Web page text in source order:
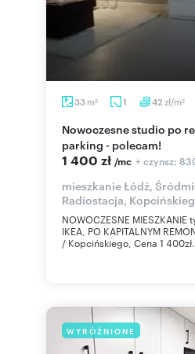
33 m2 1 42 zł/m2
Nowoczesne studio po remoncie, balkon,
parking - polecam!
1 400 zł /mc + czynsz:
mieszkanie Łódź,
Radiostacja,
NOWOCZESNE MIESZKANIE
IKEA, PO KAPITALNYM
/ Kopcińskiego, Cena 1
WYRÓŻNIONE